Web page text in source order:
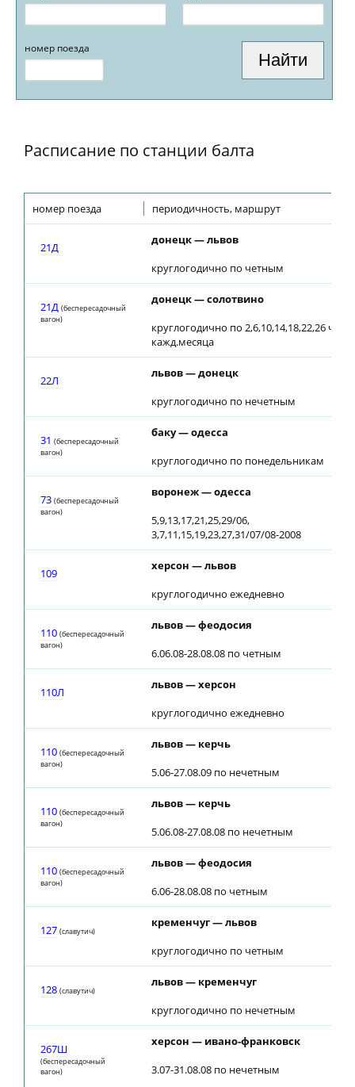
номер поезда
Расписание по станции балта
номер поезда периодичность, маршрут
21Д
донецк — львов
круглогодично по четным
21Д (беспересадочный
вагон)
донецк — солотвино
круглогодично по 2,6,10,14,18,22,26
кажд.месяца
22Л
львов — донецк
круглогодично по нечетным
31 (беспересадочный
вагон)
баку — одесса
круглогодично по понедельникам
73 (беспересадочный
вагон)
воронеж — одесса
5,9,13,17,21,25,29/06,
3,7,11,15,19,23,27,31/07/08-2008
109
херсон — львов
круглогодично ежедневно
110 (беспересадочный
вагон)
львов — феодосия
6.06.08-28.08.08 по четным
110Л
львов — херсон
круглогодично ежедневно
110 (беспересадочный
вагон)
львов — керчь
5.06-27.08.09 по нечетным
110 (беспересадочный
вагон)
львов — керчь
5.06.08-27.08.08 по нечетным
110 (беспересадочный
вагон)
львов — феодосия
6.06-28.08.08 по четным
127 (славутич)
кременчуг — львов
круглогодично по четным
128 (славутич)
львов — кременчуг
круглогодично по нечетным
267Ш
(беспересадочный
вагон)
херсон — ивано-франковск
3.07-31.08.08 по нечетным